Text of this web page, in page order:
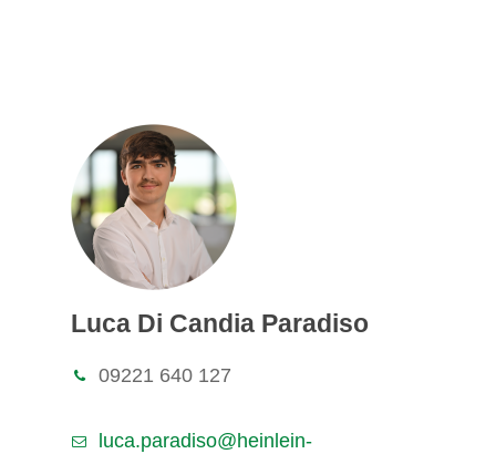
Luca Di Candia Paradiso
09221 640 127
luca.paradiso@heinlein-